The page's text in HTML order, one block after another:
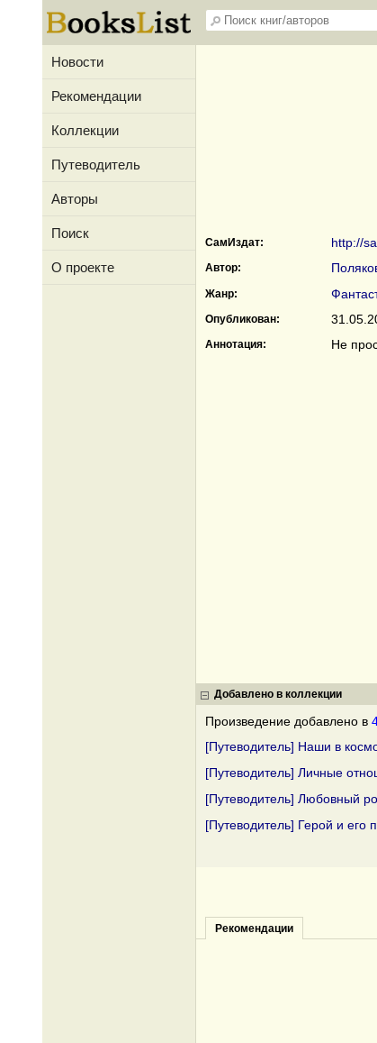
Новости
Рекомендации
Коллекции
Путеводитель
Авторы
Поиск
О проекте
СамИздат: http://
Автор:
Жанр:
Опубликован:
Аннотация: Не
Добавлено в коллекции
Произведение добавлено в
[Путеводитель] Наши в
[Путеводитель] Личные
[Путеводитель] Любовный
[Путеводитель] Герой и его
Рекомендации